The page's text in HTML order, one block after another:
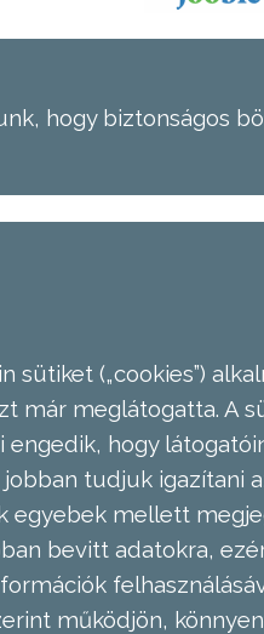
hogy biztonságos
(„cookies”)
már meglátogatta. A
hogy
tudjuk igazítani
egyebek mellett
bevitt adatokra,
működjön,